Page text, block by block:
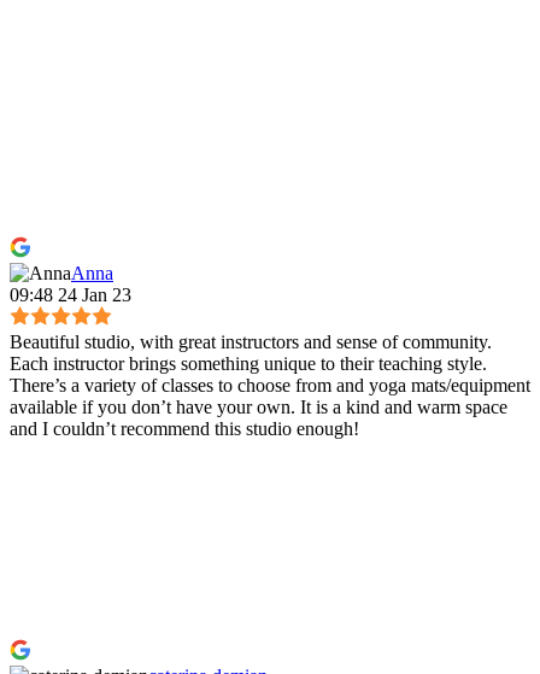
Anna
09:48 24 Jan 23
Beautiful studio, with great instructors and sense of community.
Each instructor brings something unique to their teaching style.
There’s a variety of classes to choose from and yoga mats/equipment
available if you don’t have your own. It is a kind and warm space
and I couldn’t recommend this studio enough!